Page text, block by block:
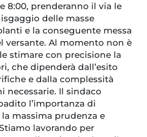
8:00, prenderanno il via le
delle masse
e la conseguente messa
versante. Al momento non è
stimare con precisione la
che dipenderà dall’esito
e dalla complessità
necessarie. Il sindaco
l’importanza di
massima prudenza e
lavorando per